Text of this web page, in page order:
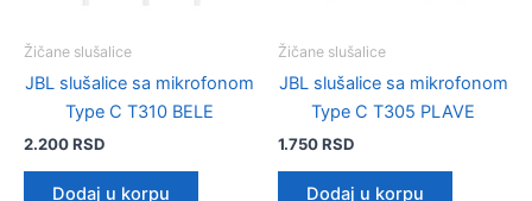
Žičane slušalice
JBL slušalice sa mikrofonom
Type C T310 BELE
2.200RSD
Dodaj u korpu
Žičane slušalice
JBL slušalice sa mikrofonom
Type C T305 PLAVE
1.750RSD
Dodaj u korpu